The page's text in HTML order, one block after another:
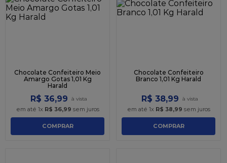
Chocolate Confeiteiro Meio
Amargo Gotas 1,01 Kg
Harald
R$ 36,99
em até 1x R$ 36,99 sem juros
COMPRAR
Chocolate Confeiteiro
Branco 1,01 Kg Harald
R$ 38,99
em até 1x R$ 38,99 sem juros
COMPRAR
9º
caixa kraft
10 º chocolate